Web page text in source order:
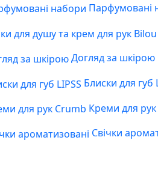
Парфумовані
Догляд за шкірою
Блиски для губ
Креми для
Свічки